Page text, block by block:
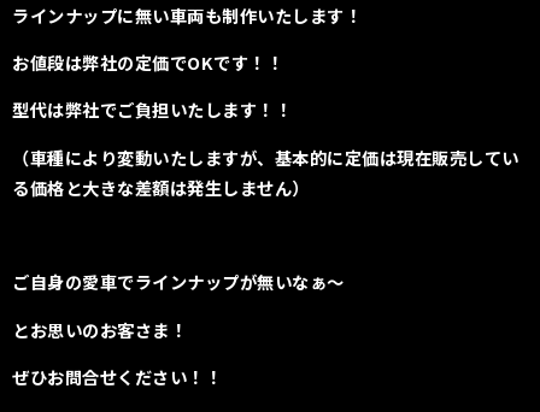
ラインナップに無い車両も制作いたします！
お値段は弊社の定価でOKです！！
型代は弊社でご負担いたします！！
（車種により変動いたしますが、基本的に定価は現在販売してい
る価格と大きな差額は発生しません）
ご自身の愛車でラインナップが無いなぁ〜
とお思いのお客さま！
ぜひお問合せください！！